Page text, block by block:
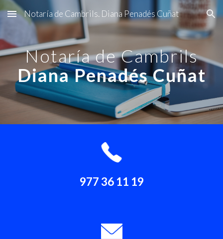
Skip to main content Skip to navigation
Notaría de Cambrils. Diana Penadés Cuñat
Notaría de Cambrils
Diana Penadés Cuñat
977 36 11 19